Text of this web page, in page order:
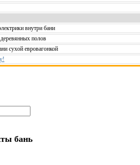
внутри бани
полов
сухой евровагонкой
бань